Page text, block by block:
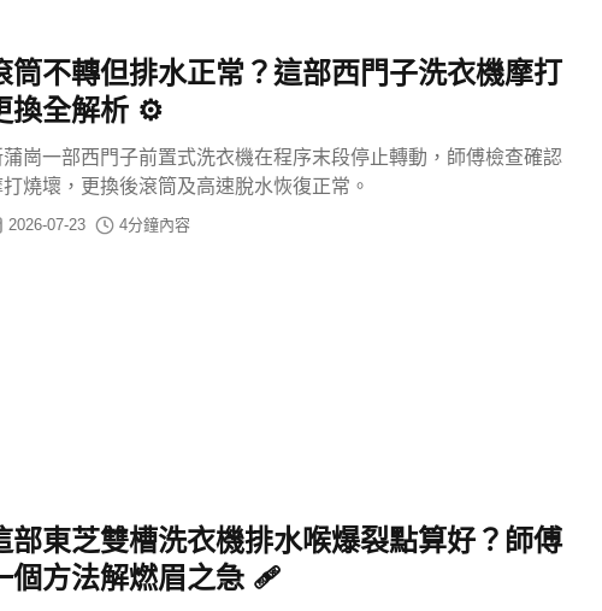
筒不轉但排水正常？這部西門子洗衣機摩打
換全解析 ⚙️
蒲崗一部西門子前置式洗衣機在程序末段停止轉動，師傅檢查確認
燒壞，更換後滾筒及高速脫水恢復正常。
2026-07-23 4分鐘內容
部東芝雙槽洗衣機排水喉爆裂點算好？師傅
個方法解燃眉之急 🩹